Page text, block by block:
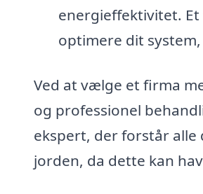
energieffektivitet.
optimere dit
Ved at vælge et firma
og professionel
ekspert, der forstår
jorden, da dette kan